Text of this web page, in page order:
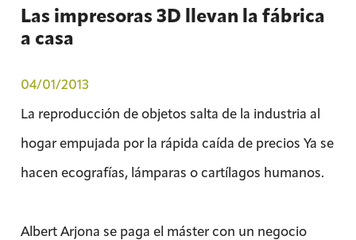
Las impresoras 3D llevan la fábrica
a casa
04/01/2013
La reproducción de objetos salta de la industria al
hogar empujada por la rápida caída de precios Ya se
hacen ecografías, lámparas o cartílagos humanos.
Albert Arjona se paga el máster con un negocio